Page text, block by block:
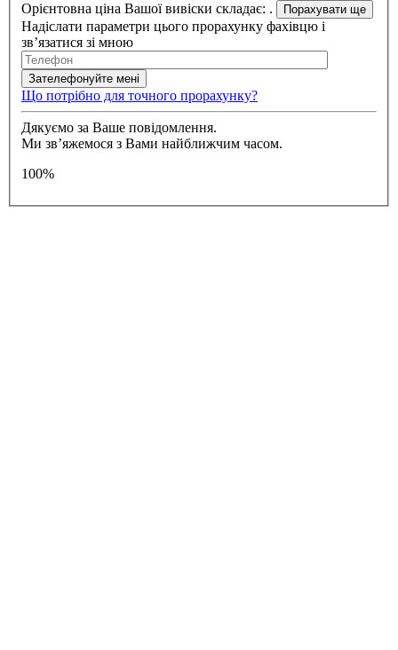
Орієнтовна ціна Вашої вивіски складає: .
Надіслати параметри цього прорахунку фахівцю і
зв’язатися зі мною
Що потрібно для точного прорахунку?
Дякуємо за Ваше повідомлення.
Ми зв’яжемося з Вами найближчим часом.
100%